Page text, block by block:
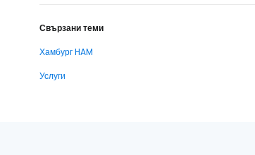
Свързани теми
Хамбург HAM
Услуги